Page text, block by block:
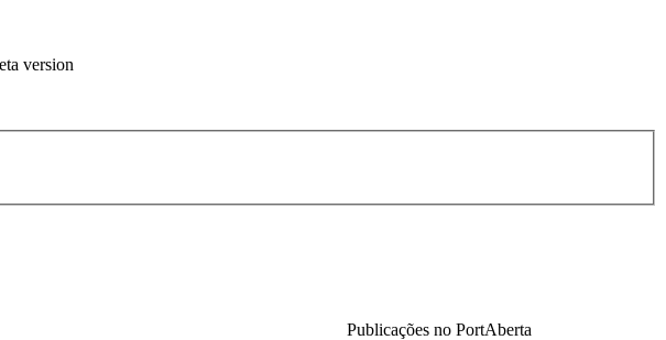
Publicações no PortAberta